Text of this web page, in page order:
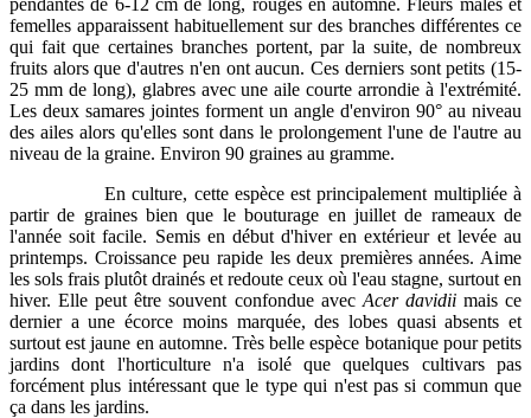
femelles apparaissent habituellement sur des branches différentes ce
qui fait que certaines branches portent, par la suite, de nombreux
fruits alors que d'autres n'en ont aucun. Ces derniers sont petits (15-
25 mm de long), glabres avec une aile courte arrondie à l'extrémité.
Les deux samares jointes forment un angle d'environ 90° au niveau
des ailes alors qu'elles sont dans le prolongement l'une de l'autre au
niveau de la graine. Environ 90 graines au gramme.
En culture, cette espèce est principalement multipliée à
partir de graines bien que le bouturage en juillet de rameaux de
l'année soit facile. Semis en début d'hiver en extérieur et levée au
printemps. Croissance peu rapide les deux premières années. Aime
les sols frais plutôt drainés et redoute ceux où l'eau stagne, surtout en
hiver. Elle peut être souvent confondue avec Acer davidiimais ce
dernier a une écorce moins marquée, des lobes quasi absents et
surtout est jaune en automne. Très belle espèce botanique pour petits
jardins dont l'horticulture n'a isolé que quelques cultivars pas
forcément plus intéressant que le type qui n'est pas si commun que
ça dans les jardins.